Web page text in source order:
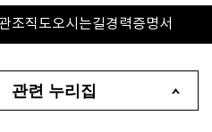
조직도오시는길경력증명서
관련 누리집